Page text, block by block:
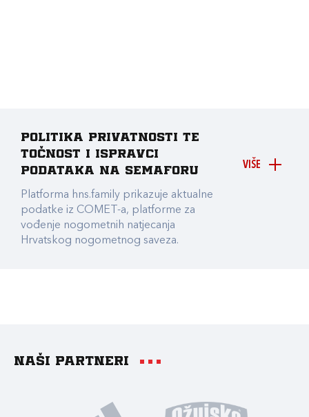
VIŠE
Politika privatnosti te
točnost i ispravci
podataka na Semaforu
Platforma hns.family prikazuje aktualne
podatke iz COMET-a, platforme za
vođenje nogometnih natjecanja
Hrvatskog nogometnog saveza.
Naši partneri